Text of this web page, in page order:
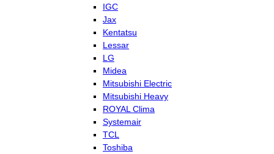
IGC
Jax
Kentatsu
Lessar
LG
Midea
Mitsubishi Electric
Mitsubishi Heavy
ROYAL Clima
Systemair
TCL
Toshiba